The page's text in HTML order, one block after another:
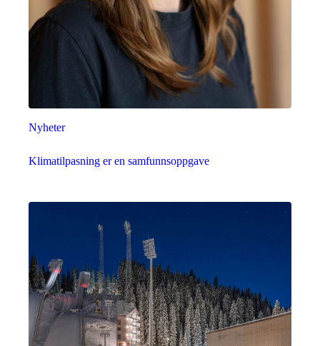
Nyheter
Klimatilpasning er en samfunnsoppgave